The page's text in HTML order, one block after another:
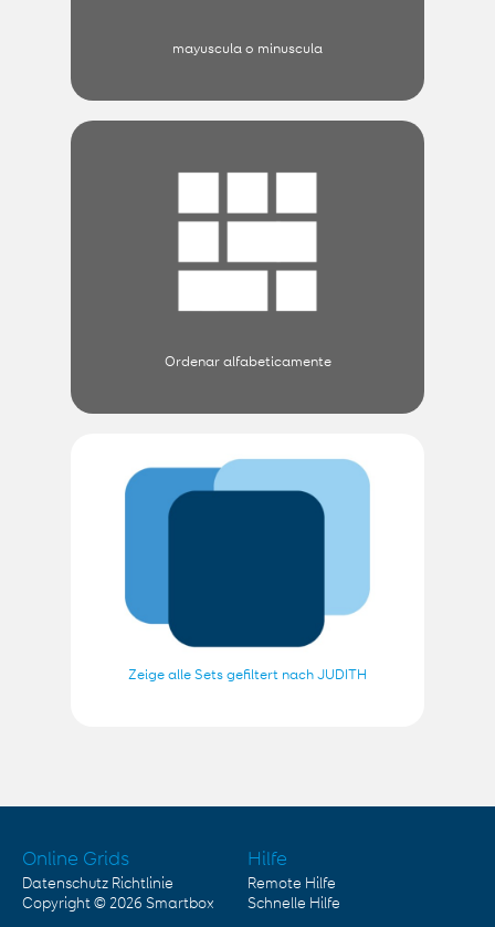
mayuscula o minuscula
Ordenar alfabeticamente
Zeige alle Sets gefiltert nach JUDITH
Online Grids
Datenschutz Richtlinie
Copyright © 2026 Smartbox
Hilfe
Remote Hilfe
Schnelle Hilfe